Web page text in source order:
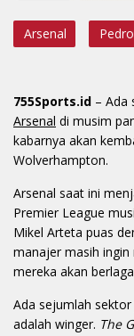
Arsenal
755Sports.id – Ada
Arsenal di musim
kabarnya akan
Wolverhampton.
Arsenal saat ini
Premier League
Mikel Arteta puas
manajer masih
mereka akan
Ada sejumlah
adalah winger. The